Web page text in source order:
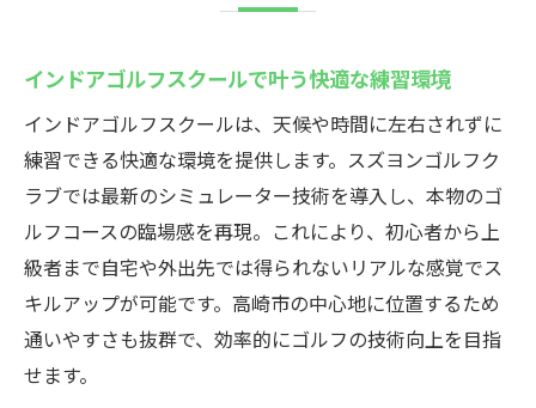
初心者から上級者まで楽しめる秘密に迫る
インドアゴルフ高崎で上達するコツと魅力
シミュレーター導入のインドアゴルフスク
ール体験
リアルなゴルフ体感を最新設備で実現
高崎で最先端のインドアゴルフを楽しむ方
法
GOLFZON搭載施設の革新的な練習メリット
インドアゴルフスクールで叶う快適な練習環境
インドアゴルフスクールは、天候や時間に左右されずに
練習できる快適な環境を提供します。スズヨンゴルフク
ラブでは最新のシミュレーター技術を導入し、本物のゴ
ルフコースの臨場感を再現。これにより、初心者から上
級者まで自宅や外出先では得られないリアルな感覚でス
キルアップが可能です。高崎市の中心地に位置するため
通いやすさも抜群で、効率的にゴルフの技術向上を目指
せます。